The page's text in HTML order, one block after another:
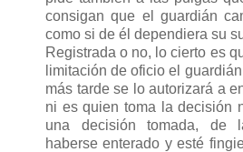
consigan que el guardián
como si de él dependiera su
Registrada o no, lo cierto es
limitación de oficio el
más tarde se lo autorizará a
ni es quien toma la decisión
una decisión tomada, de
haberse enterado y esté